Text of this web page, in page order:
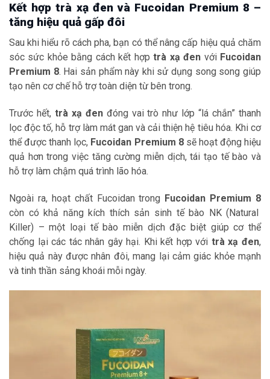
Kết hợp trà xạ đen và Fucoidan Premium 8 –
tăng hiệu quả gấp đôi
Sau khi hiểu rõ cách pha, bạn có thể nâng cấp hiệu quả chăm
sóc sức khỏe bằng cách kết hợptrà xạ đen với Fucoidan
Premium 8. Hai sản phẩm này khi sử dụng song song giúp
tạo nên cơ chế hỗ trợ toàn diện từ bên trong.
Trước hết, trà xạ đenđóng vai trò như lớp “lá chắn” thanh
lọc độc tố, hỗ trợ làm mát gan và cải thiện hệ tiêu hóa. Khi cơ
thể được thanh lọc, Fucoidan Premium 8sẽ hoạt động hiệu
quả hơn trong việc tăng cường miễn dịch, tái tạo tế bào và
hỗ trợ làm chậm quá trình lão hóa.
Ngoài ra, hoạt chất Fucoidan trong Fucoidan Premium 8
còn có khả năng kích thích sản sinh tế bào NK (Natural
Killer) – một loại tế bào miễn dịch đặc biệt giúp cơ thể
chống lại các tác nhân gây hại. Khi kết hợp với trà xạ đen,
hiệu quả này được nhân đôi, mang lại cảm giác khỏe mạnh
và tinh thần sảng khoái mỗi ngày.